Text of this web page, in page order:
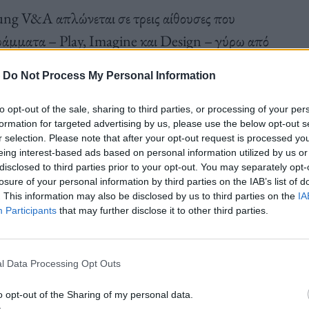
Do Not Process My Personal Information
opt-out of the sale, sharing to third parties, or processing of your
for targeted advertising by us, please use the below opt-out
selection. Please note that after your opt-out request is processed
interest-based ads based on personal information utilized by us
to third parties prior to your opt-out. You may separately
of your personal information by third parties on the IAB’s list of
This information may also be disclosed by us to third parties on the
Participants that may further disclose it to other third parties.
Data Processing Opt Outs
opt-out of the Sharing of my personal data.
V&A απλώνεται σε τρεις αίθουσες που
– Play, Imagine και Design – γύρω από
από μια θολωτή οροφή. Οι αρχιτέκτονες από το
σκάλα στην κορυφή της οποίας
με παιδιά για τον σχεδιασμό της
από τη συλλογή του Victoria & Albert
περιλαμβάνει έργα τέχνης από διάφορα
Keith Haring αφιερωμένη στα
του βιβλίου της κλιματικής ακτιβίστριας
Difference», το οποίο εκδόθηκε όταν η